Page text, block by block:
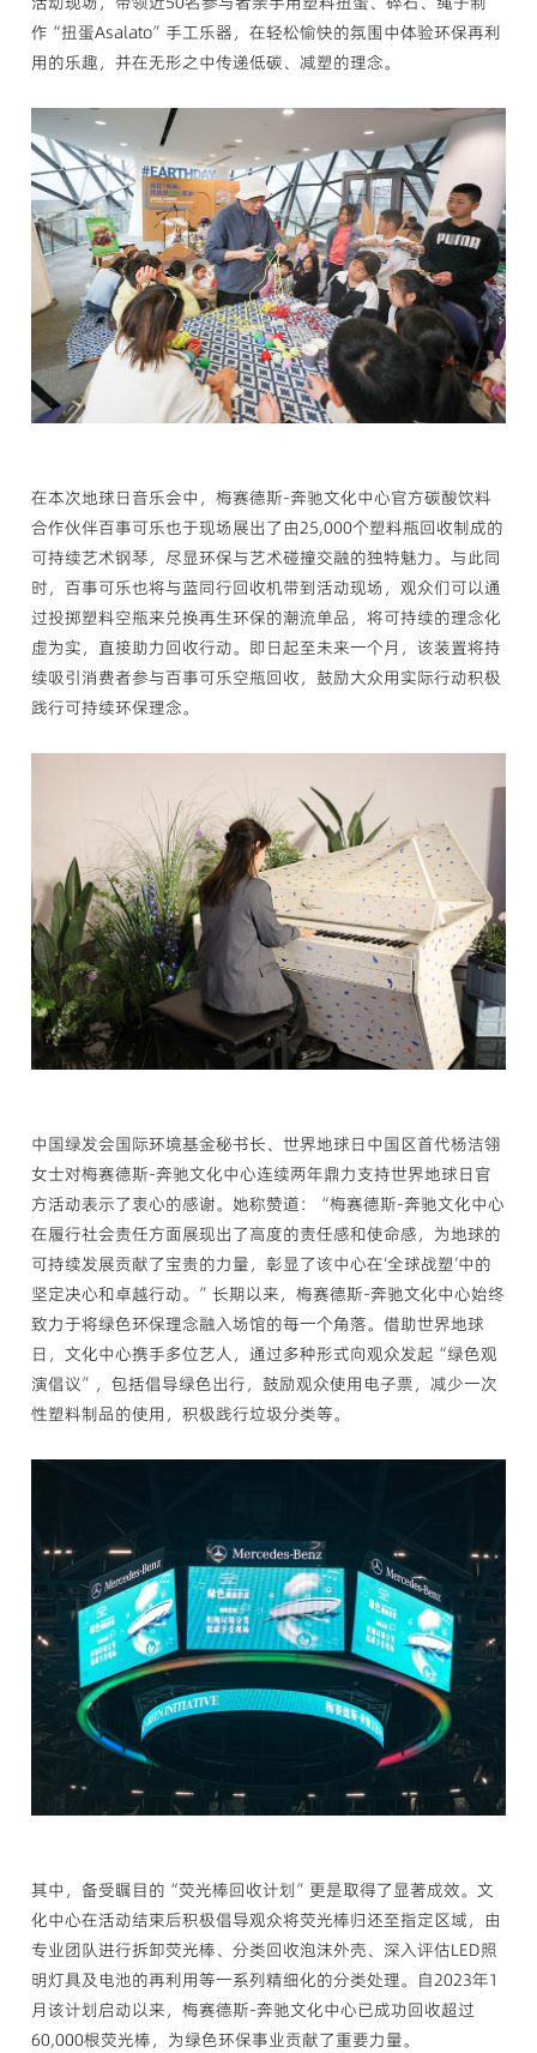
作“扭蛋Asalato”手工乐器，在轻松愉快的氛围中体验环保再利
用的乐趣，并在无形之中传递低碳、减塑的理念。
在本次地球日音乐会中，梅赛德斯-奔驰文化中心官方碳酸饮料
合作伙伴百事可乐也于现场展出了由25,000个塑料瓶回收制成的
可持续艺术钢琴，尽显环保与艺术碰撞交融的独特魅力。与此同
时，百事可乐也将与蓝同行回收机带到活动现场，观众们可以通
过投掷塑料空瓶来兑换再生环保的潮流单品，将可持续的理念化
虚为实，直接助力回收行动。即日起至未来一个月，该装置将持
续吸引消费者参与百事可乐空瓶回收，鼓励大众用实际行动积极
践行可持续环保理念。
中国绿发会国际环境基金秘书长、世界地球日中国区首代杨洁翎
女士对梅赛德斯-奔驰文化中心连续两年鼎力支持世界地球日官
方活动表示了衷心的感谢。她称赞道：“梅赛德斯-奔驰文化中心
在履行社会责任方面展现出了高度的责任感和使命感，为地球的
可持续发展贡献了宝贵的力量，彰显了该中心在‘全球战塑’中的
坚定决心和卓越行动。”长期以来，梅赛德斯-奔驰文化中心始终
致力于将绿色环保理念融入场馆的每一个角落。借助世界地球
日，文化中心携手多位艺人，通过多种形式向观众发起“绿色观
演倡议”，包括倡导绿色出行，鼓励观众使用电子票，减少一次
性塑料制品的使用，积极践行垃圾分类等。
其中，备受瞩目的“荧光棒回收计划”更是取得了显著成效。文
化中心在活动结束后积极倡导观众将荧光棒归还至指定区域，由
专业团队进行拆卸荧光棒、分类回收泡沫外壳、深入评估LED照
明灯具及电池的再利用等一系列精细化的分类处理。自2023年1
月该计划启动以来，梅赛德斯-奔驰文化中心已成功回收超过
60,000根荧光棒，为绿色环保事业贡献了重要力量。